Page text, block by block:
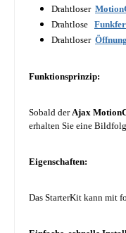
Drahtloser
Drahtlose
Drahtloser
Funktionsprinzip:
Sobald derAjax
erhalten Sie eine
Eigenschaften:
Das StarterKit kann mit